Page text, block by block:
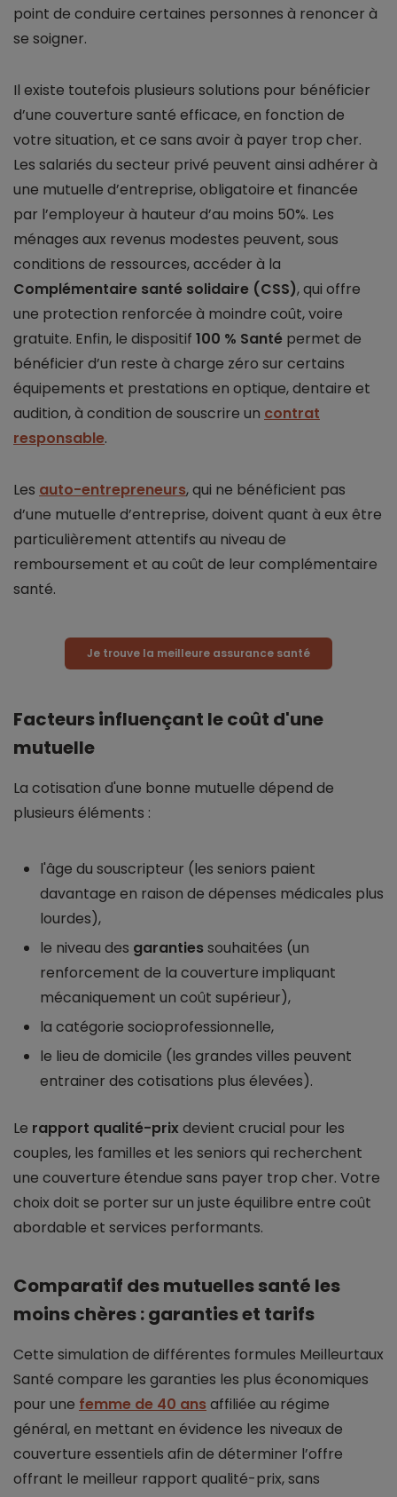
point de conduire certaines personnes à renoncer à
se soigner.
Il existe toutefois plusieurs solutions pour bénéficier
d’une couverture santé efficace, en fonction de
votre situation, et ce sans avoir à payer trop cher.
Les salariés du secteur privé peuvent ainsi adhérer à
une mutuelle d’entreprise, obligatoire et financée
par l’employeur à hauteur d’au moins 50%. Les
ménages aux revenus modestes peuvent, sous
conditions de ressources, accéder à la
Complémentaire santé solidaire (CSS), qui offre
une protection renforcée à moindre coût, voire
gratuite. Enfin, le dispositif 100 % Santé permet de
bénéficier d’un reste à charge zéro sur certains
équipements et prestations en optique, dentaire et
audition, à condition de souscrire un contrat
responsable.
Les auto-entrepreneurs, qui ne bénéficient pas
d’une mutuelle d’entreprise, doivent quant à eux être
particulièrement attentifs au niveau de
remboursement et au coût de leur complémentaire
santé.
Je trouve la meilleure assurance santé
Facteurs influençant le coût d'une
mutuelle
La cotisation d'une bonne mutuelle dépend de
plusieurs éléments :
l'âge du souscripteur (les seniors paient
davantage en raison de dépenses médicales plus
lourdes),
le niveau des garantiessouhaitées (un
renforcement de la couverture impliquant
mécaniquement un coût supérieur),
la catégorie socioprofessionnelle,
le lieu de domicile (les grandes villes peuvent
entrainer des cotisations plus élevées).
Le rapport qualité-prix devient crucial pour les
couples, les familles et les seniors qui recherchent
une couverture étendue sans payer trop cher. Votre
choix doit se porter sur un juste équilibre entre coût
abordable et services performants.
Comparatif des mutuelles santé les
moins chères : garanties et tarifs
Cette simulation de différentes formules Meilleurtaux
Santé compare les garanties les plus économiques
pour une femme de 40 ansaffiliée au régime
général, en mettant en évidence les niveaux de
couverture essentiels afin de déterminer l’offre
offrant le meilleur rapport qualité-prix, sans